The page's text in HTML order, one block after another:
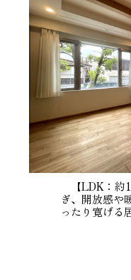
【LDK：約
ぎ、開放感や
ったり寛げる